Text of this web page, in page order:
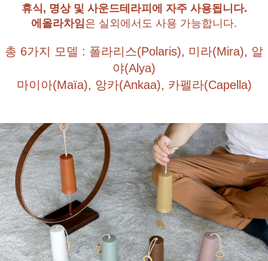
휴식, 명상 및 사운드테라피에 자주 사용됩니다.
에올라차임 은 실외에서도 사용 가능합니다.
총 6가지 모델 : 폴라리스(Polaris), 미라(Mira), 알
야(Alya)
마이아(Maïa), 앙카(Ankaa), 카펠라(Capella)